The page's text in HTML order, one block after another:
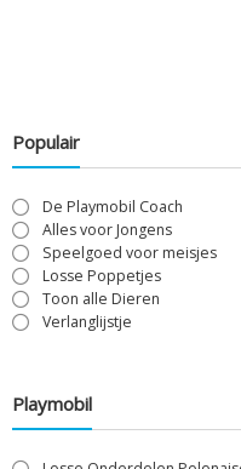
Populair
De Playmobil Coach
Alles voor Jongens
Speelgoed voor meisjes
Losse Poppetjes
Toon alle Dieren
Verlanglijstje
Playmobil